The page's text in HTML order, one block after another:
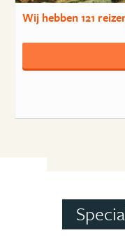
Wij hebben121